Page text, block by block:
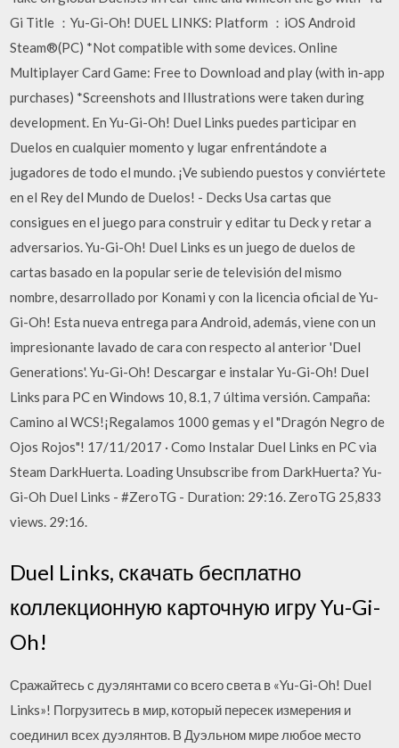
Gi Title ：Yu-Gi-Oh! DUEL LINKS: Platform ：iOS Android
Steam®(PC) *Not compatible with some devices. Online
Multiplayer Card Game: Free to Download and play (with in-app
purchases) *Screenshots and Illustrations were taken during
development. En Yu-Gi-Oh! Duel Links puedes participar en
Duelos en cualquier momento y lugar enfrentándote a
jugadores de todo el mundo. ¡Ve subiendo puestos y conviértete
en el Rey del Mundo de Duelos! - Decks Usa cartas que
consigues en el juego para construir y editar tu Deck y retar a
adversarios. Yu-Gi-Oh! Duel Links es un juego de duelos de
cartas basado en la popular serie de televisión del mismo
nombre, desarrollado por Konami y con la licencia oficial de Yu-
Gi-Oh! Esta nueva entrega para Android, además, viene con un
impresionante lavado de cara con respecto al anterior 'Duel
Generations'. Yu-Gi-Oh! Descargar e instalar Yu-Gi-Oh! Duel
Links para PC en Windows 10, 8.1, 7 última versión. Campaña:
Camino al WCS!¡Regalamos 1000 gemas y el "Dragón Negro de
Ojos Rojos"! 17/11/2017 · Como Instalar Duel Links en PC via
Steam DarkHuerta. Loading Unsubscribe from DarkHuerta? Yu-
Gi-Oh Duel Links - #ZeroTG - Duration: 29:16. ZeroTG 25,833
views. 29:16.
Duel Links, скачать бесплатно
коллекционную карточную игру Yu-Gi-
Oh!
Сражайтесь с дуэлянтами со всего света в «Yu-Gi-Oh! Duel
Links»! Погрузитесь в мир, который пересек измерения и
соединил всех дуэлянтов. В Дуэльном мире любое место